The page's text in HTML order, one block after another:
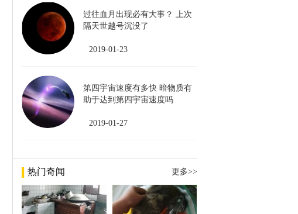
过往血月出现必有大事？ 上次
隔天世越号沉没了
2019-01-23
第四宇宙速度有多快 暗物质有
助于达到第四宇宙速度吗
2019-01-27
热门奇闻 更多>>